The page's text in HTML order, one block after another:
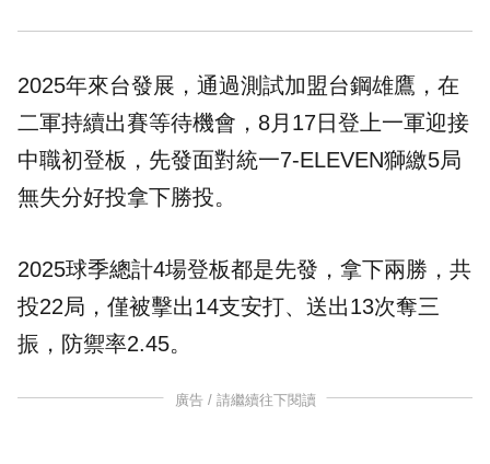
2025年來台發展，通過測試加盟台鋼雄鷹，在
二軍持續出賽等待機會，8月17日登上一軍迎接
中職初登板，先發面對統一7-ELEVEN獅繳5局
無失分好投拿下勝投。
2025球季總計4場登板都是先發，拿下兩勝，共
投22局，僅被擊出14支安打、送出13次奪三
振，防禦率2.45。
廣告 / 請繼續往下閱讀